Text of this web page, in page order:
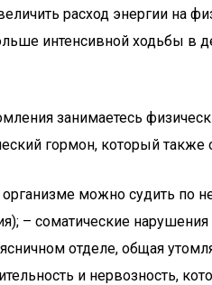
расход энергии на
интенсивной ходьбы в
занимаетесь
гормон, который
организме можно судить
– соматические
отделе, общая
и нервозность,